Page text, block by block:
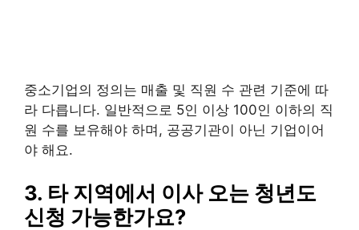
중소기업의 정의는 매출 및 직원 수 관련 기준에 따
라 다릅니다. 일반적으로 5인 이상 100인 이하의 직
원 수를 보유해야 하며, 공공기관이 아닌 기업이어
야 해요.
3. 타 지역에서 이사 오는 청년도
신청 가능한가요?